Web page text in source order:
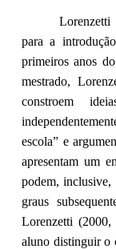
Lorenzetti
para a
primeiros anos
mestrado,
constroem
escola” e
apresentam um
podem, inclusive,
graus
Lorenzetti
aluno distinguir o